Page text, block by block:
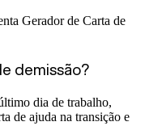
Gerador de Carta de
demissão?
dia de trabalho,
de ajuda na transição e